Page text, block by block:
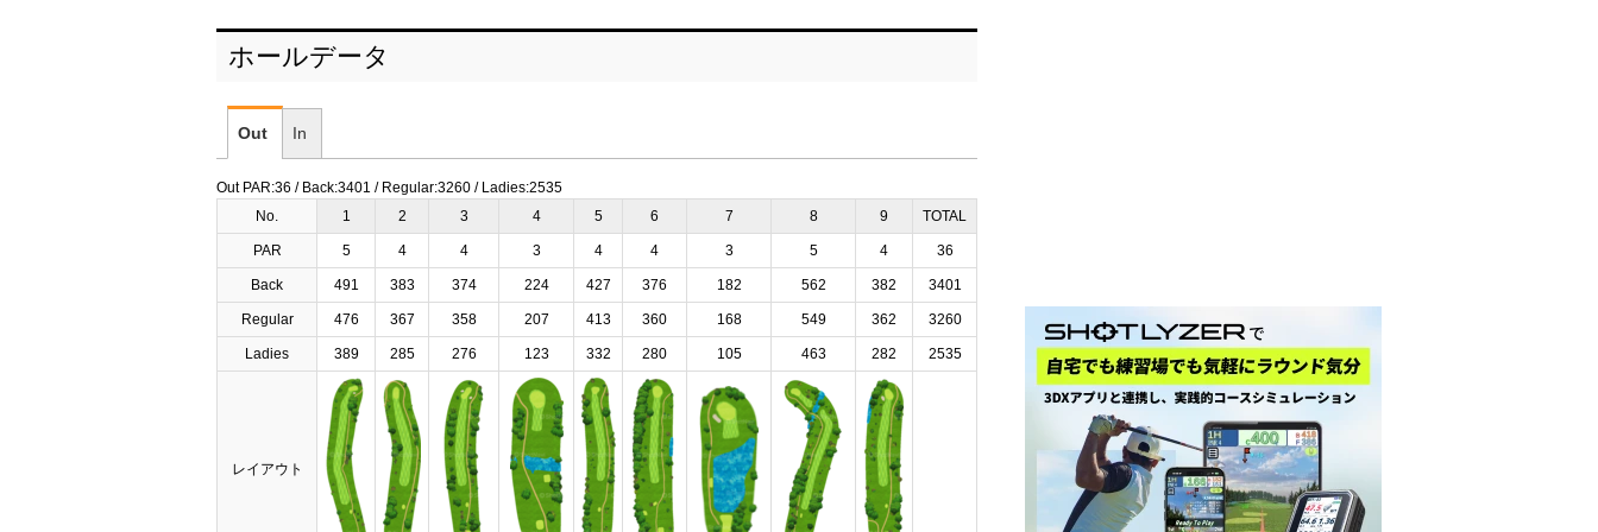
ホールデータ
Out In
Out PAR:36 / Back:3401 / Regular:3260 / Ladies:2535
No.
1 2 3 4 5 6 7 8 9 TOTAL
PAR 5 4 4 3 4 4 3 5 4 36
Back 491 383 374 224 427 376 182 562 382 3401
Regular 476 367 358 207 413 360 168 549 362 3260
Ladies 389 285 276 123 332 280 105 463 282 2535
レイアウト